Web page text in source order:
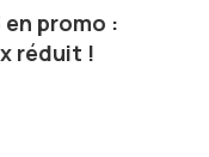
promo :
réduit !